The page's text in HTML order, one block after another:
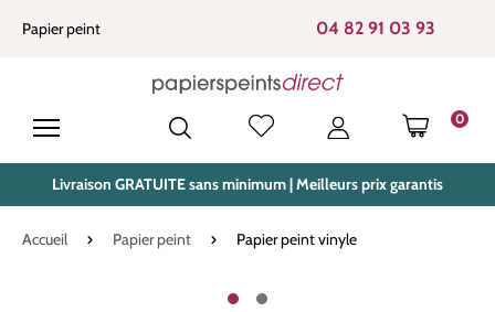
principal
Papier peint 04 82 91 03 93
0
LE
Livraison GRATUITE sans minimum | Meilleurs prix garantis
Accueil Papier peint Papier peint vinyle